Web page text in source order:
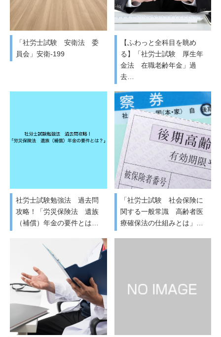
「社労士試験 安衛法 委
員会」安衛-199
【ふわっと全科目を眺め
る】「社労士試験 厚生年
金法 在職老齢年金」過
去…
社労士試験勉強法 過去問
攻略！「労災保険法 遺族
（補償）年金の要件とは…
「社労士試験 社会保険に
関する一般常識 高齢者医
療確保法の仕組みとは」…